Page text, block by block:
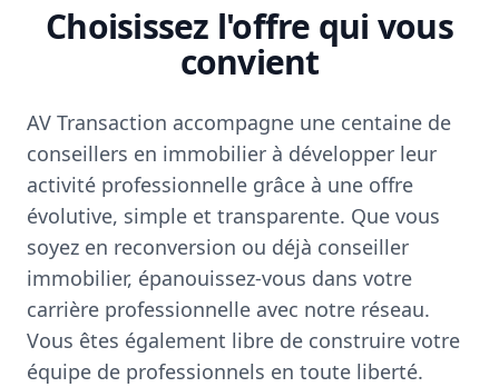
Choisissez l'offre qui vous
convient
AV Transaction accompagne une centaine de
conseillers en immobilier à développer leur
activité professionnelle grâce à une offre
évolutive, simple et transparente. Que vous
soyez en reconversion ou déjà conseiller
immobilier, épanouissez-vous dans votre
carrière professionnelle avec notre réseau.
Vous êtes également libre de construire votre
équipe de professionnels en toute liberté.